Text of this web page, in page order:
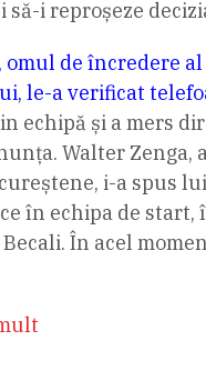
i reproșeze
omul de încredere al
le-a verificat
echipă și a mers
Walter Zenga,
i-a spus
în echipa de start,
În acel